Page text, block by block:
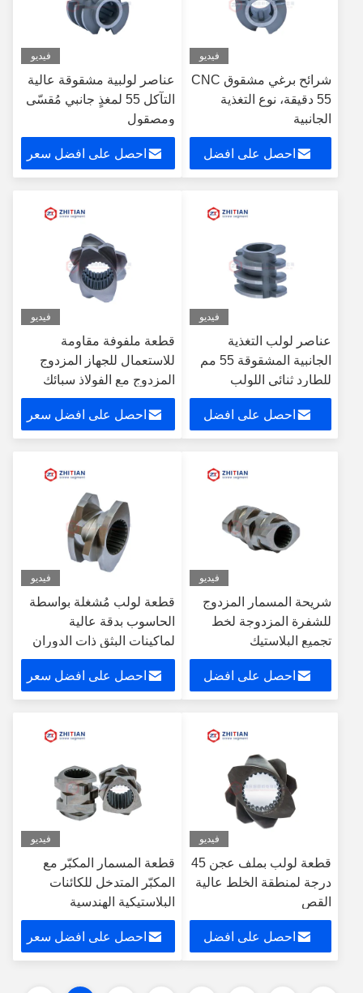
فيديو
شرائح برغي مشقوق CNC
55 دقيقة، نوع التغذية
الجانبية
احصل على افضل
فيديو
عناصر لولبية مشقوقة عالية
التآكل 55 لمغذٍ جانبي مُقسّى
ومصقول
احصل على افضل سعر
فيديو
عناصر لولب التغذية
الجانبية المشقوقة 55 مم
للطارد ثنائي اللولب
احصل على افضل
فيديو
قطعة ملفوفة مقاومة
للاستعمال للجهاز المزدوج
المزدوج مع الفولاذ سبائك
HIP
احصل على افضل سعر
فيديو
شريحة المسمار المزدوج
للشفرة المزدوجة لخط
تجميع البلاستيك
احصل على افضل
فيديو
قطعة لولب مُشغلة بواسطة
الحاسوب بدقة عالية
لماكينات البثق ذات الدوران
المشترك
احصل على افضل سعر
فيديو
قطعة لولب بملف عجن 45
درجة لمنطقة الخلط عالية
القص
احصل على افضل
فيديو
قطعة المسمار المكبّر مع
المكبّر المتدخل للكائنات
البلاستيكية الهندسية
احصل على افضل سعر